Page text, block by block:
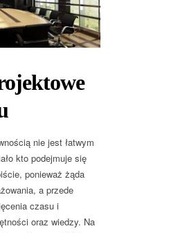
nie jest łatwym
kto podejmuje się
ponieważ żąda
a przede
czasu i
oraz wiedzy. Na